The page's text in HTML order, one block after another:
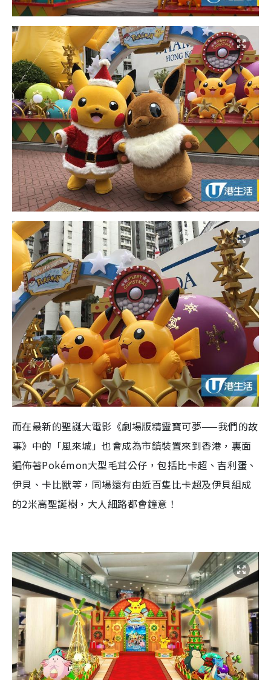
而在最新的聖誕大電影《劇場版精靈寶可夢——我們的故
事》中的「風來城」也會成為市鎮裝置來到香港，裏面
遍佈著Pokémon大型毛茸公仔，包括比卡超、吉利蛋、
伊貝、卡比獸等，同場還有由近百隻比卡超及伊貝組成
的2米高聖誕樹，大人細路都會鐘意 ！